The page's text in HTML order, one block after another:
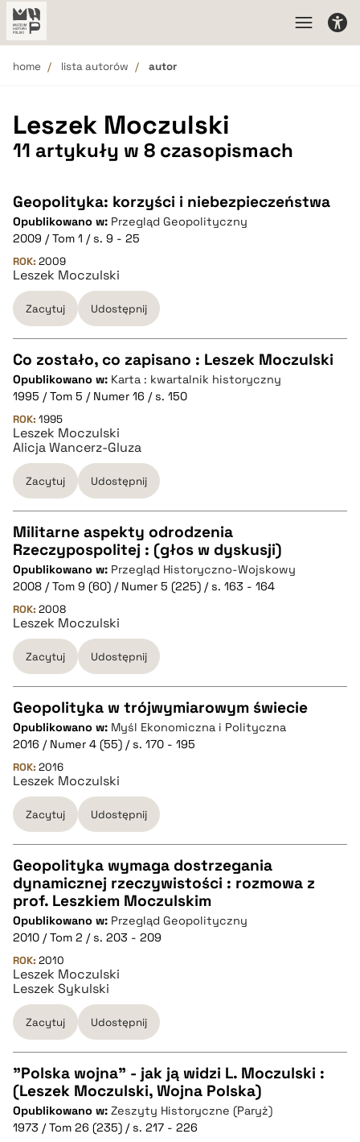
home lista autorów autor
Leszek Moczulski
11 artykuły w 8 czasopismach
Geopolityka: korzyści i niebezpieczeństwa
Opublikowano w: Przegląd Geopolityczny
2009 / Tom 1 / s. 9 - 25
ROK: 2009
Leszek Moczulski
Zacytuj Udostępnij
CZYSTY TEKST
pobierz cytat
BIBTEX
pobierz cytat
Co zostało, co zapisano : Leszek Moczulski
Opublikowano w: Karta : kwartalnik historyczny
1995 / Tom 5 / Numer 16 / s. 150
ROK: 1995
Leszek Moczulski
Alicja Wancerz-Gluza
Zacytuj Udostępnij
CZYSTY TEKST
pobierz cytat
BIBTEX
pobierz cytat
Militarne aspekty odrodzenia
Rzeczypospolitej : (głos w dyskusji)
Opublikowano w: Przegląd Historyczno-Wojskowy
2008 / Tom 9 (60) / Numer 5 (225) / s. 163 - 164
ROK: 2008
Leszek Moczulski
Zacytuj Udostępnij
CZYSTY TEKST
pobierz cytat
BIBTEX
pobierz cytat
Geopolityka w trójwymiarowym świecie
Opublikowano w: Myśl Ekonomiczna i Polityczna
2016 / Numer 4 (55) / s. 170 - 195
ROK: 2016
Leszek Moczulski
Zacytuj Udostępnij
CZYSTY TEKST
pobierz cytat
BIBTEX
pobierz cytat
Geopolityka wymaga dostrzegania
dynamicznej rzeczywistości : rozmowa z
prof. Leszkiem Moczulskim
Opublikowano w: Przegląd Geopolityczny
2010 / Tom 2 / s. 203 - 209
ROK: 2010
Leszek Moczulski
Leszek Sykulski
Zacytuj Udostępnij
CZYSTY TEKST
"Polska wojna" - jak ją widzi L. Moczulski :
(Leszek Moczulski, Wojna Polska)
Opublikowano w: Zeszyty Historyczne (Paryż)
1973 / Tom 26 (235) / s. 217 - 226